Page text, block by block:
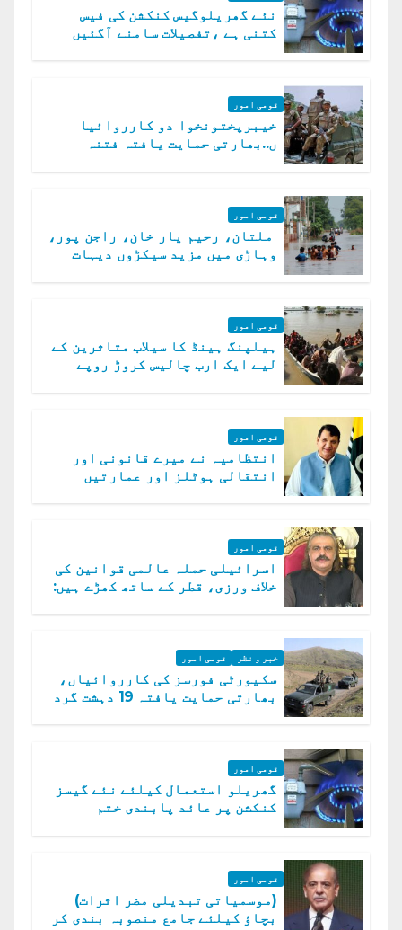
نئے گھریلوگیس کنکشن کی فیس
کتنی ہے ،تفصیلات سامنے آگئیں
قومی امور
خیبرپختونخوا دو کارروائیا
ں..بھارتی حمایت یافتہ فتنہ
قومی امور
ملتان، رحیم یار خان، راجن پور،
وہاڑی میں مزید سیکڑوں دیہات
قومی امور
ہیلپنگ ہینڈ کا سیلاب متاثرین کے
لیے ایک ارب چالیس کروڑ روپے
قومی امور
انتظامیہ نے میرے قانونی اور
انتقالی ہوٹلز اور عمارتیں
قومی امور
اسرائیلی حملہ عالمی قوانین کی
خلاف ورزی، قطر کے ساتھ کھڑے ہیں:
خبر و نظر قومی امور
سکیورٹی فورسز کی کارروائیاں،
بھارتی حمایت یافتہ 19 دہشت گرد
قومی امور
گھریلو استعمال کیلئے نئے گیسز
کنکشن پر عائد پابندی ختم
قومی امور
(موسمیاتی تبدیلی مضر اثرات)
بچاؤ کیلئے جامع منصوبہ بندی کر